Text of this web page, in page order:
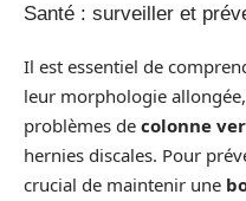
Santé : surveiller et
Il est essentiel de
leur morphologie
problèmes de colonne
hernies discales. Pour
crucial de maintenir une